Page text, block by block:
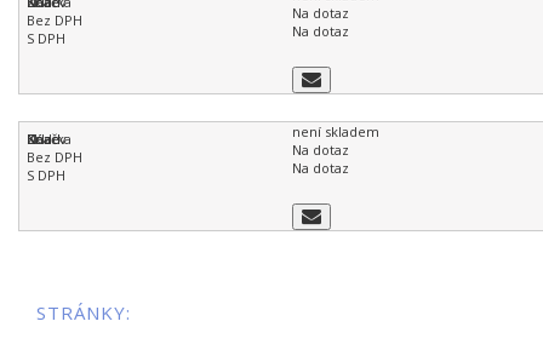
Na dotaz
Na dotaz
není skladem
Na dotaz
Na dotaz
STRÁNKY: